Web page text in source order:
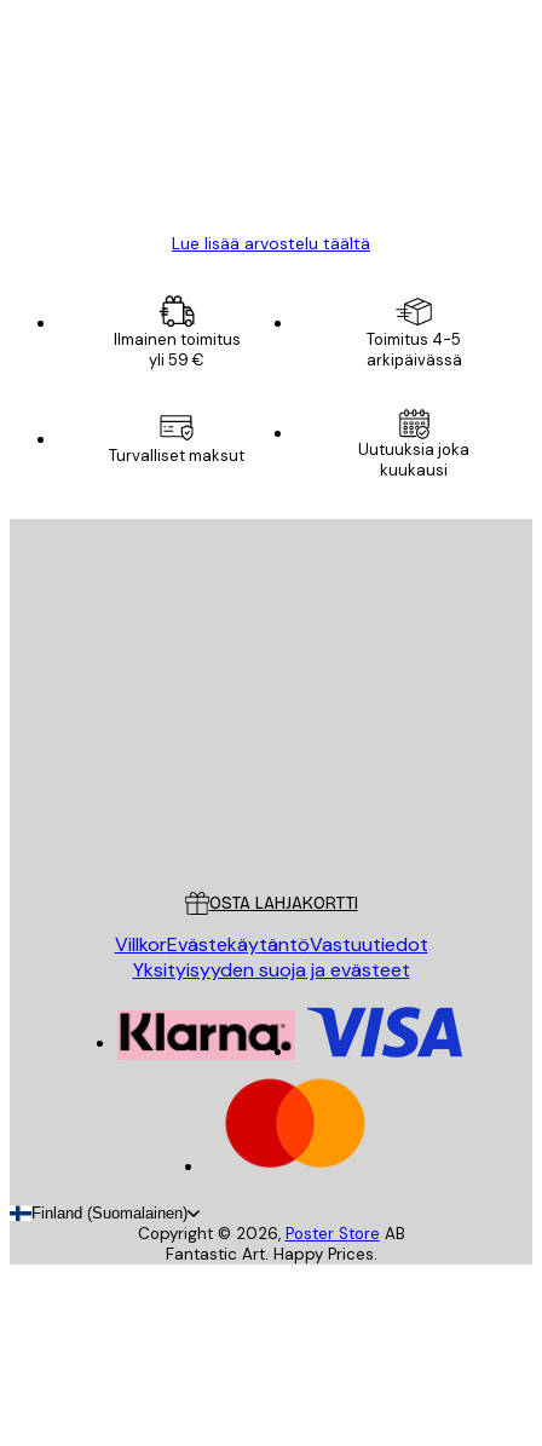
Lue lisää arvostelu täältä
Ilmainen toimitus
yli 59 €
Toimitus 4-5
arkipäivässä
Turvalliset maksut
Uutuuksia joka
kuukausi
OSTA LAHJAKORTTI
VillkorEvästekäytäntöVastuutiedot
Yksityisyyden suoja ja evästeet
Finland (Suomalainen)
Copyright © 2026, Poster Store AB
Fantastic Art. Happy Prices.